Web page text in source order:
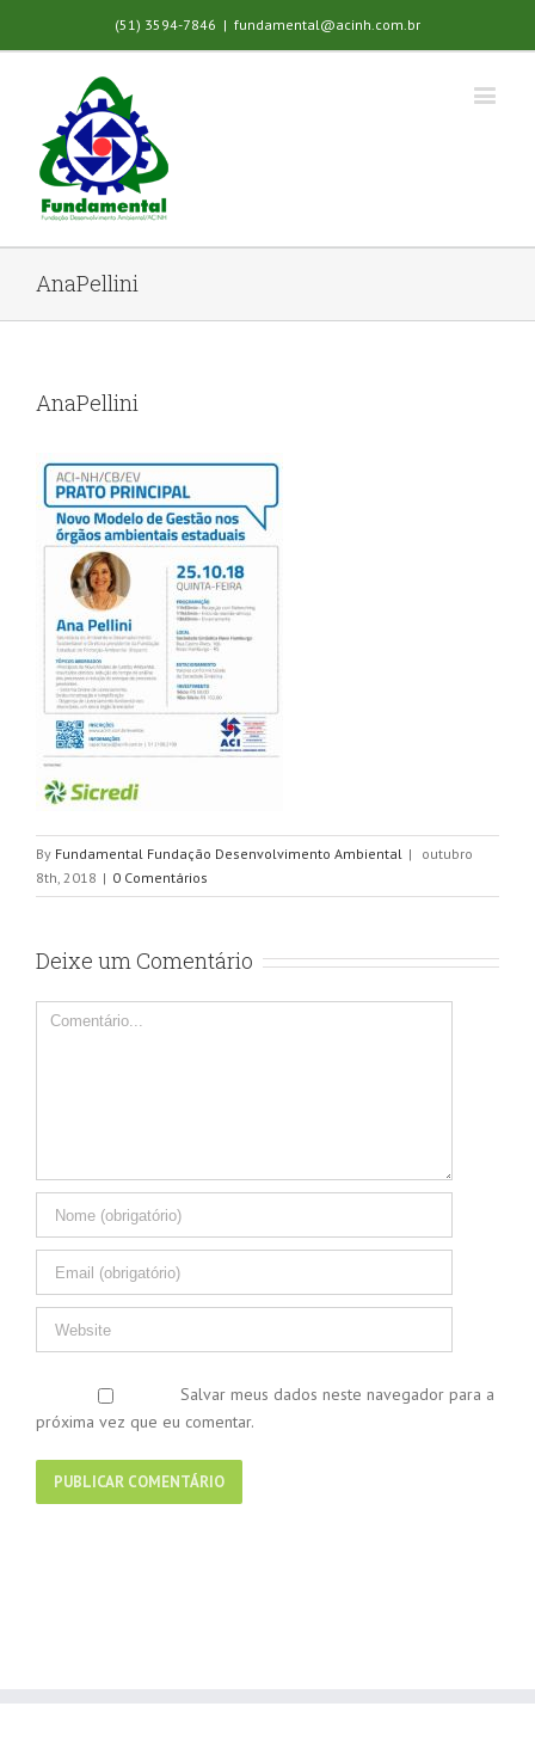
(51) 3594-7846 | fundamental@acinh.com.br
AnaPellini
AnaPellini
By Fundamental Fundação Desenvolvimento Ambiental |
outubro
8th, 2018 | 0 Comentários
Deixe um Comentário
Comentário
Salvar meus dados neste navegador para a
próxima vez que eu comentar.